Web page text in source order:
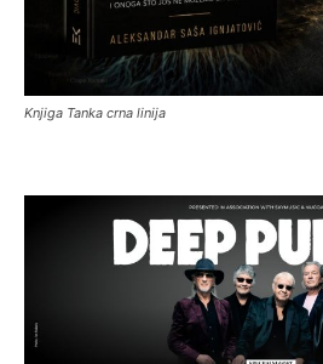
Knjiga Tanka crna linija